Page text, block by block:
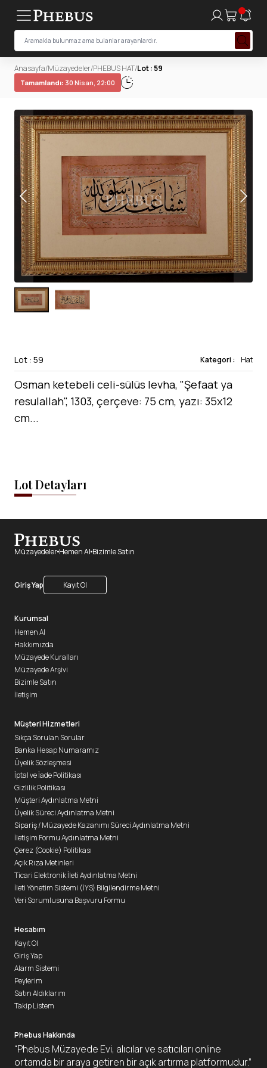
Anasayfa/Müzayedeler/PHEBUS HAT/Lot : 59
Tamamlandı: 30 Nisan, 22:00
Lot : 59 Kategori : Hat
Osman ketebeli celi-sülüs levha, "Şefaat ya
resulallah", 1303, çerçeve: 75 cm, yazı: 35x12
cm...
Lot Detayları
Müzayedeler Hemen Al Bizimle Satın
Giriş Yap Kayıt Ol
Phebus Hakkında
“Phebus Müzayede Evi, alıcılar ve satıcıları online
ortamda bir araya getiren bir açık artırma platformudur.”
Kurumsal
Hemen Al
Hakkımızda
Müzayede Kuralları
Müzayede Arşivi
Bizimle Satın
İletişim
Müşteri Hizmetleri
Sıkça Sorulan Sorular
Banka Hesap Numaramız
Üyelik Sözleşmesi
İptal ve İade Politikası
Gizlilik Politikası
Müşteri Aydınlatma Metni
Üyelik Süreci Aydınlatma Metni
Sipariş / Müzayede Kazanımı Süreci Aydınlatma Metni
İletişim Formu Aydınlatma Metni
Çerez (Cookie) Politikası
Açık Rıza Metinleri
Ticari Elektronik İleti Aydınlatma Metni
İleti Yönetim Sistemi (İYS) Bilgilendirme Metni
Veri Sorumlusuna Başvuru Formu
Hesabım
Kayıt Ol
Giriş Yap
Alarm Sistemi
Peylerim
Satın Aldıklarım
Takip Listem